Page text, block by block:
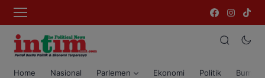
Home Nasional Parlemen Ekonomi Politik Bumi